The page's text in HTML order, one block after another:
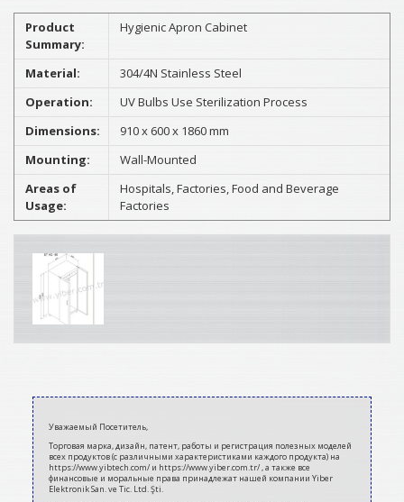
Product
Summary:
Hygienic Apron Cabinet
Material:
304/4N Stainless Steel
Operation:
UV Bulbs Use Sterilization Process
Dimensions:
910 x 600 x 1860 mm
Mounting:
Wall-Mounted
Areas of
Usage:
Hospitals, Factories, Food and Beverage
Factories
2021-
Уважаемый Посетитель,
Торговая марка, дизайн, патент, работы и регистрация полезных моделей
всех продуктов (с различными характеристиками каждого продукта) на
https://www.yibtech.com/ и https://www.yiber.com.tr/ , а также все
финансовые и моральные права принадлежат нашей компании Yiber
Elektronik San. ve Tic. Ltd. Şti.